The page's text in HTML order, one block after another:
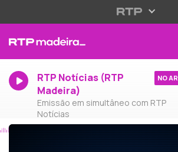
RTP Notícias (RTP
Madeira)
Emissão em simultâneo com RTP
Notícias
NO AR